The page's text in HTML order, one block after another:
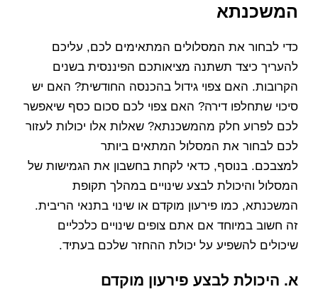
המשכנתא
כדי לבחור את המסלולים המתאימים לכם, עליכם
להעריך כיצד תשתנה מציאותכם הפיננסית בשנים
הקרובות. האם צפוי גידול בהכנסה החודשית? האם יש
סיכוי שתחלפו דירה? האם צפוי לכם סכום כסף שיאפשר
לכם לפרוע חלק מהמשכנתא? שאלות אלו יכולות לעזור
לכם לבחור את המסלול המתאים ביותר
למצבכם. בנוסף, כדאי לקחת בחשבון את הגמישות של
המסלול והיכולת לבצע שינויים במהלך תקופת
המשכנתא, כמו פירעון מוקדם או שינוי בתנאי הריבית.
זה חשוב במיוחד אם אתם צופים שינויים כלכליים
שיכולים להשפיע על יכולת ההחזר שלכם בעתיד.
א. היכולת לבצע פירעון מוקדם